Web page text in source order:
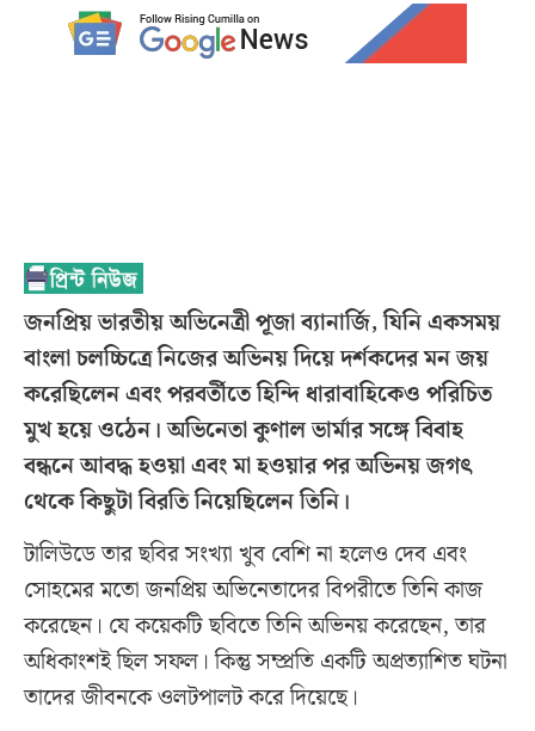
জনপ্রিয় ভারতীয় অভিনেত্রী পূজা ব্যানার্জি, যিনি একসময়
বাংলা চলচ্চিত্রে নিজের অভিনয় দিয়ে দর্শকদের মন জয়
করেছিলেন এবং পরবর্তীতে হিন্দি ধারাবাহিকেও পরিচিত
মুখ হয়ে ওঠেন। অভিনেতা কুণাল ভার্মার সঙ্গে বিবাহ
বন্ধনে আবদ্ধ হওয়া এবং মা হওয়ার পর অভিনয় জগৎ
থেকে কিছুটা বিরতি নিয়েছিলেন তিনি।
টালিউডে তার ছবির সংখ্যা খুব বেশি না হলেও দেব এবং
সোহমের মতো জনপ্রিয় অভিনেতাদের বিপরীতে তিনি কাজ
করেছেন। যে কয়েকটি ছবিতে তিনি অভিনয় করেছেন, তার
অধিকাংশই ছিল সফল। কিন্তু সম্প্রতি একটি অপ্রত্যাশিত ঘটনা
তাদের জীবনকে ওলটপালট করে দিয়েছে।